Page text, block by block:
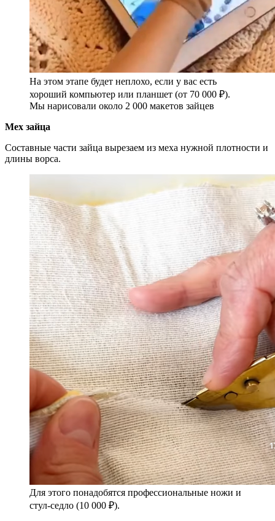
На этом этапе будет неплохо, если у вас есть
хороший компьютер или планшет (от 70 000 ₽).
Мы нарисовали около 2 000 макетов зайцев
Мех зайца
Составные части зайца вырезаем из меха нужной плотности и
длины ворса.
Для этого понадобятся профессиональные ножи и
стул-седло (10 000 ₽).